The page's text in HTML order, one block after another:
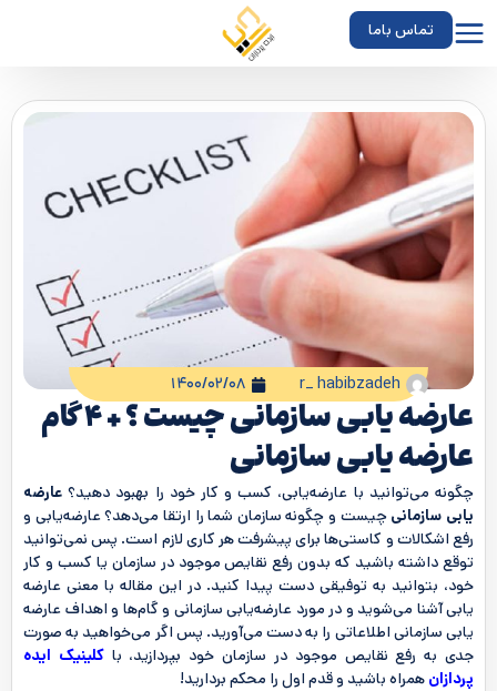
تماس باما
r_ habibzadeh ۱۴۰۰/۰۲/۰۸
عارضه یابی سازمانی چیست ؟ + 4 گام
عارضه یابی سازمانی
چگونه می‌توانید با عارضه‌یابی، کسب و کار خود را بهبود دهید؟ عارضه
یابی سازمانی چیست و چگونه سازمان شما را ارتقا می‌دهد؟ عارضه‌یابی و
رفع اشکالات و کاستی‌ها برای پیشرفت هر کاری لازم است. پس نمی‌توانید
توقع داشته باشید که بدون رفع نقایص موجود در سازمان یا کسب و کار
خود، بتوانید به توفیقی دست پیدا کنید. در این مقاله با معنی عارضه
یابی آشنا می‌شوید و در مورد عارضه‌یابی سازمانی و گام‌ها و اهداف عارضه
یابی سازمانی اطلاعاتی را به دست می‌آورید. پس اگر می‌خواهید به صورت
جدی به رفع نقایص موجود در سازمان خود بپردازید، باکلینیک ایده
پردازان همراه باشید و قدم اول را محکم بردارید!